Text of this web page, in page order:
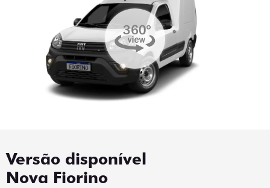
Versão disponível
Nova Fiorino